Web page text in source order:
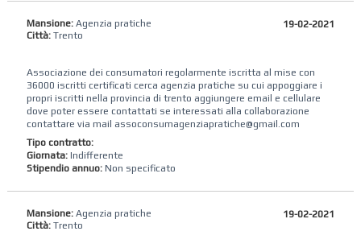
Mansione:Agenzia pratiche
Città:Trento
19-02-2021
Associazione dei consumatori regolarmente iscritta al mise con
36000 iscritti certificati cerca agenzia pratiche su cui appoggiare i
propri iscritti nella provincia di trento aggiungere email e cellulare
dove poter essere contattati se interessati alla collaborazione
contattare via mail assoconsumagenziapratiche@gmail.com
Tipo contratto:
Giornata: Indifferente
Stipendio annuo: Non specificato
Mansione:Agenzia pratiche
Città:Trento
19-02-2021